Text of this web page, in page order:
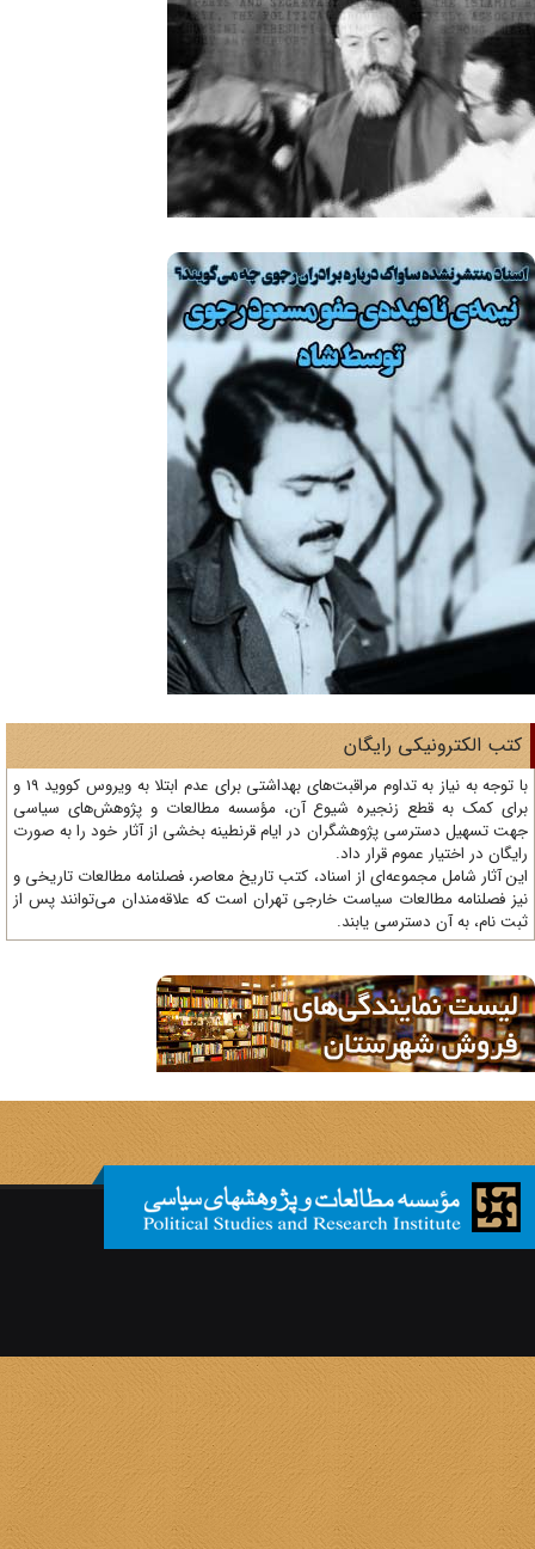
الکترونیکی رایگان
با توجه به نیاز به تداوم مراقبت‌های بهداشتی برای عدم ابتلا به ویروس کووید 19 و
کمک به قطع زنجیره شیوع آن، مؤسسه مطالعات و پژوهش‌های سیاسی
تسهیل دسترسی پژوهشگران در ایام قرنطینه بخشی از آثار خود را به صورت
در اختیار عموم قرار داد.
آثار شامل مجموعه‌ای از اسناد، کتب تاریخ معاصر، فصلنامه‌ مطالعات تاریخی و
فصلنامه مطالعات سیاست خارجی تهران است که علاقه‌مندان می‌توانند پس از
نام، به آن دسترسی یابند.